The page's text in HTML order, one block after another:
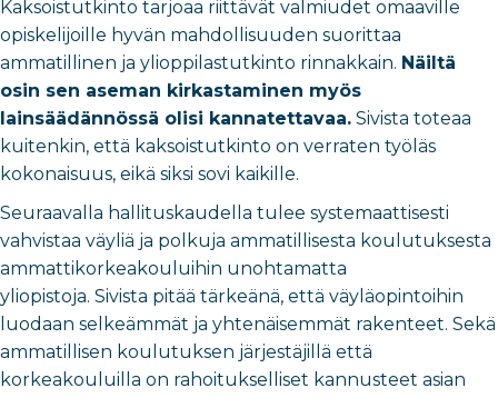
Kaksoistutkinto tarjoaa riittävät valmiudet omaaville
opiskelijoille hyvän mahdollisuuden suorittaa
ammatillinen ja ylioppilastutkinto rinnakkain. Näiltä
osin sen aseman kirkastaminen myös
lainsäädännössä olisi kannatettavaa. Sivista toteaa
kuitenkin, että kaksoistutkinto on verraten työläs
kokonaisuus, eikä siksi sovi kaikille.
Seuraavalla hallituskaudella tulee systemaattisesti
vahvistaa väyliä ja polkuja ammatillisesta koulutuksesta
ammattikorkeakouluihin unohtamatta
yliopistoja. Sivista pitää tärkeänä, että väyläopintoihin
luodaan selkeämmät ja yhtenäisemmät rakenteet. Sekä
ammatillisen koulutuksen järjestäjillä että
korkeakouluilla on rahoitukselliset kannusteet asian